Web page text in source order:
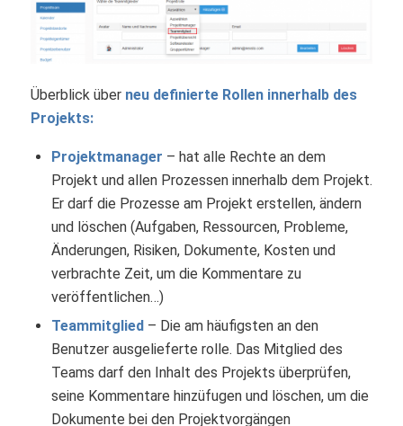
Überblick über neu definierte Rollen innerhalb des
Projekts:
Projektmanager – hat alle Rechte an dem
Projekt und allen Prozessen innerhalb dem Projekt.
Er darf die Prozesse am Projekt erstellen, ändern
und löschen (Aufgaben, Ressourcen, Probleme,
Änderungen, Risiken, Dokumente, Kosten und
verbrachte Zeit, um die Kommentare zu
veröffentlichen…)
Teammitglied – Die am häufigsten an den
Benutzer ausgelieferte rolle. Das Mitglied des
Teams darf den Inhalt des Projekts überprüfen,
seine Kommentare hinzüfugen und löschen, um die
Dokumente bei den Projektvorgängen